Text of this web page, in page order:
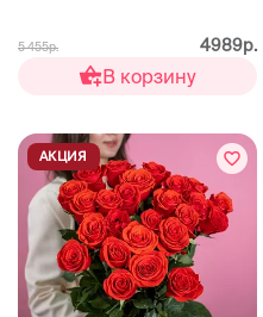
5 455р. 4989р.
В корзину
АКЦИЯ